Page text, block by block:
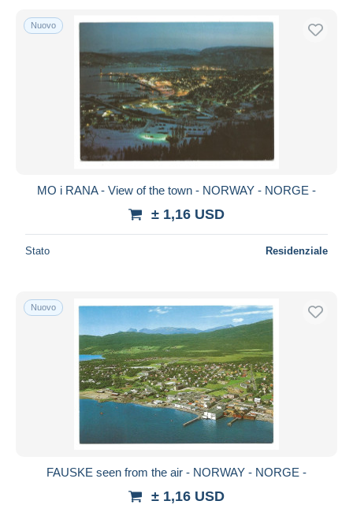
Nuovo
MO i RANA - View of the town - NORWAY - NORGE -
± 1,16 USD
Stato Residenziale
Nuovo
FAUSKE seen from the air - NORWAY - NORGE -
± 1,16 USD